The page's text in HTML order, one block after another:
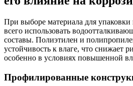
При выборе материала для
всего использовать
составы. Полиэтилен и
устойчивость к влаге, что снижает
особенно в условиях повышенной
Профилированные